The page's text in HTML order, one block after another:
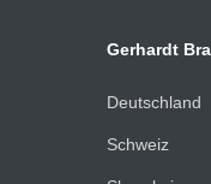
Gerhardt
Deutschland
Schweiz